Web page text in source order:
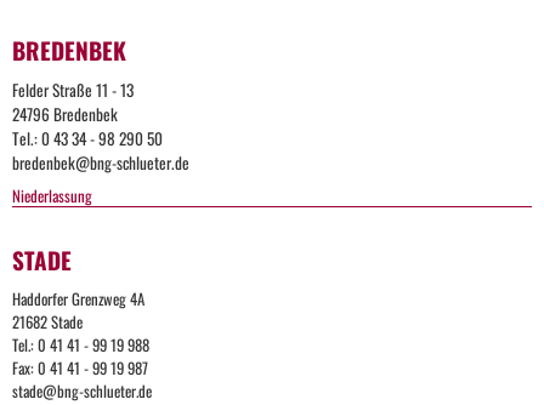
BREDENBEK
Felder Straße 11 - 13
24796 Bredenbek
Tel.: 0 43 34 - 98 290 50
bredenbek@bng-schlueter.de
Niederlassung
STADE
Haddorfer Grenzweg 4A
21682 Stade
Tel.: 0 41 41 - 99 19 988
Fax: 0 41 41 - 99 19 987
stade@bng-schlueter.de